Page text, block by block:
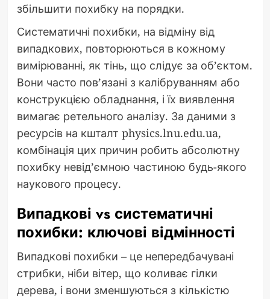
збільшити похибку на порядки.
Систематичні похибки, на відміну від
випадкових, повторюються в кожному
вимірюванні, як тінь, що слідує за об’єктом.
Вони часто пов’язані з калібруванням або
конструкцією обладнання, і їх виявлення
вимагає ретельного аналізу. За даними з
ресурсів на кшталт physics.lnu.edu.ua,
комбінація цих причин робить абсолютну
похибку невід’ємною частиною будь-якого
наукового процесу.
Випадкові vs систематичні
похибки: ключові відмінності
Випадкові похибки – це непередбачувані
стрибки, ніби вітер, що коливає гілки
дерева, і вони зменшуються з кількістю